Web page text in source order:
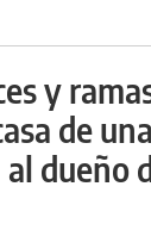
y
de
dueño